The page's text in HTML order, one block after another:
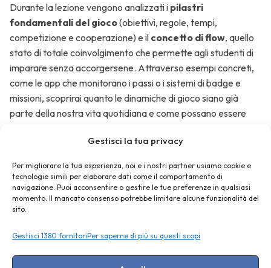
Gestisci la tua privacy
Per migliorare la tua esperienza, noi e i nostri partner usiamo cookie e
tecnologie simili per elaborare dati come il comportamento di
navigazione. Puoi acconsentire o gestire le tue preferenze in qualsiasi
momento. Il mancato consenso potrebbe limitare alcune funzionalità del
sito.
Gestisci 1380 fornitoriPer saperne di più su questi scopi
di
verifica
e
ripasso
Giochi
Progettare
didattico
Durante la lezione vengono analizzati i pilastri
fondamentali del gioco(obiettivi, regole, tempi,
competizione e cooperazione) e il concetto di flow, quello
stato di totale coinvolgimento che permette agli studenti di
imparare senza accorgersene. Attraverso esempi concreti,
come le app che monitorano i passi o i sistemi di badge e
missioni, scoprirai quanto le dinamiche di gioco siano già
parte della nostra vita quotidiana e come possano essere
appassionante al potenziale della gamification: dalla
teoria alle prime idee pratiche, ti guiderà a progettare giochi
didattici personalizzati con Canva, pensati per stimolare
la memoria, la creatività, la logica e la collaborazione tra
👉 Prosegui con il corso completo per imparare a creare